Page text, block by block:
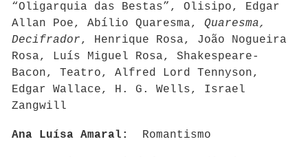
“Oligarquia das Bestas”, Olisipo, Edgar
Allan Poe, Abílio Quaresma, Quaresma,
Decifrador, Henrique Rosa, João Nogueira
Rosa, Luís Miguel Rosa, Shakespeare-
Bacon, Teatro, Alfred Lord Tennyson,
Edgar Wallace, H. G. Wells, Israel
Zangwill
Ana Luísa Amaral: Romantismo